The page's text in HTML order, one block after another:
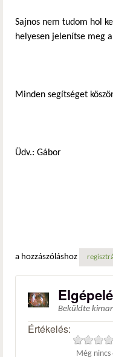
Sajnos nem tudom hol
helyesen jelenítse meg
Minden segítséget
Üdv.: Gábor
a hozzászóláshoz
Beküldte
Értékelés:
Még